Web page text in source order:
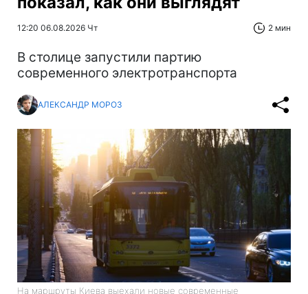
12:20 06.08.2026 Чт 2 мин
В столице запустили партию
современного электротранспорта
АЛЕКСАНДР МОРОЗ
На маршруты Киева выехали новые современные